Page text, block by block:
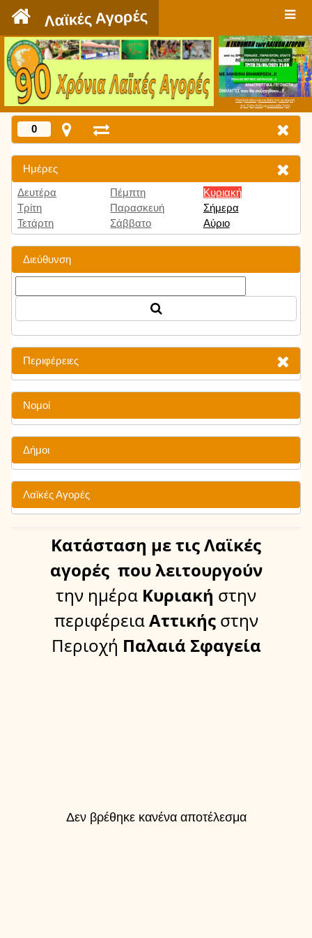
Λαϊκές Αγορές
Πατήστε εδώ για να δείτε την εκπομπή
την Τρίτη 9:00 μμ και κάθε Τρίτη
0
Ημέρες
Δευτέρα
Τρίτη
Τετάρτη
Πέμπτη
Παρασκευή
Σάββατο
Κυριακή
Σήμερα
Αύριο
Διεύθυνση
Περιφέρειες
Νομοί
Δήμοι
Λαϊκές Αγορές
Κατάσταση με τις Λαϊκές
αγορές που λειτουργούν
την ημέρα Κυριακή στην
περιφέρειαΑττικής στην
Περιοχή Παλαιά Σφαγεία
Δεν βρέθηκε κανένα αποτέλεσμα